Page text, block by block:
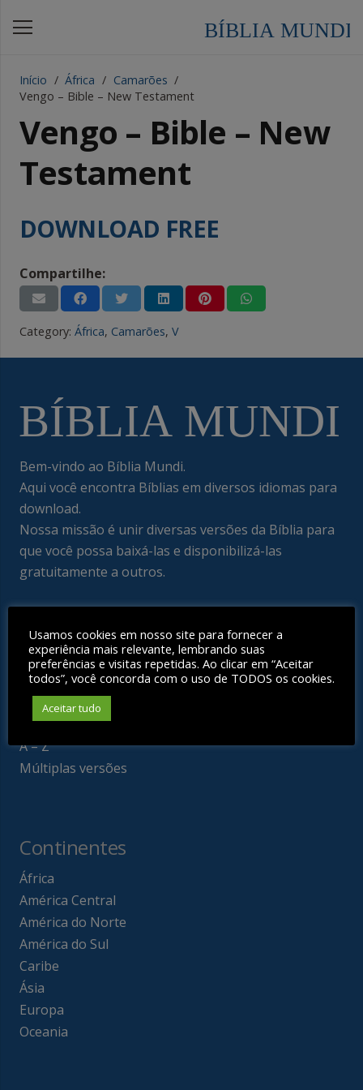
Início / África / Camarões /
Vengo – Bible – New Testament
Vengo – Bible – New
Testament
DOWNLOAD FREE
Compartilhe:
Category: África, Camarões, V
Bem-vindo ao Bíblia Mundi.
Aqui você encontra Bíblias em diversos idiomas para
download.
Nossa missão é unir diversas versões da Bíblia para
que você possa baixá-las e disponibilizá-las
gratuitamente a outros.
Menu
Bíblia Mundi – Explore a Bíblia em diversas versões e
idiomas
Publicações
Fale Conosco
A – Z
Múltiplas versões
Continentes
África
América Central
América do Norte
América do Sul
Caribe
Ásia
Europa
Oceania
Usamos cookies em nosso site para fornecer a
experiência mais relevante, lembrando suas
preferências e visitas repetidas. Ao clicar em “Aceitar
todos”, você concorda com o uso de TODOS os cookies.
Aceitar tudo